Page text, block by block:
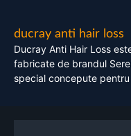
ducray anti hair loss
Ducray Anti Hair Loss
fabricate de brandul
special concepute